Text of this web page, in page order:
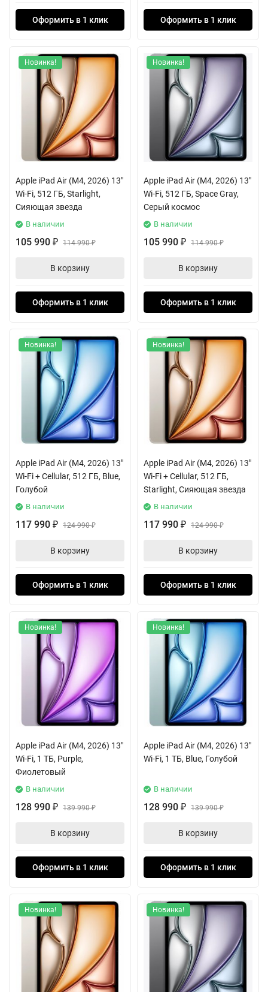
Оформить в 1 клик Оформить в 1 клик
Новинка!
Apple iPad Air (M4, 2026) 13"
Wi-Fi, 512 ГБ, Starlight,
Сияющая звезда
В наличии
105 990 ₽ 114 990₽
В корзину
Оформить в 1 клик
Новинка!
Apple iPad Air (M4, 2026) 13"
Wi-Fi, 512 ГБ, Space Gray,
Серый космос
В наличии
105 990 ₽ 114 990₽
В корзину
Оформить в 1 клик
Новинка!
Apple iPad Air (M4, 2026) 13"
Wi-Fi + Cellular, 512 ГБ, Blue,
Голубой
В наличии
117 990 ₽ 124 990₽
В корзину
Оформить в 1 клик
Новинка!
Apple iPad Air (M4, 2026) 13"
Wi-Fi + Cellular, 512 ГБ,
Starlight, Сияющая звезда
В наличии
117 990 ₽ 124 990₽
В корзину
Оформить в 1 клик
Новинка!
Apple iPad Air (M4, 2026) 13"
Wi-Fi, 1 ТБ, Purple,
Фиолетовый
В наличии
128 990 ₽ 139 990₽
В корзину
Оформить в 1 клик
Новинка!
Apple iPad Air (M4, 2026) 13"
Wi-Fi, 1 ТБ, Blue, Голубой
В наличии
128 990 ₽ 139 990₽
В корзину
Оформить в 1 клик
Новинка! Новинка!